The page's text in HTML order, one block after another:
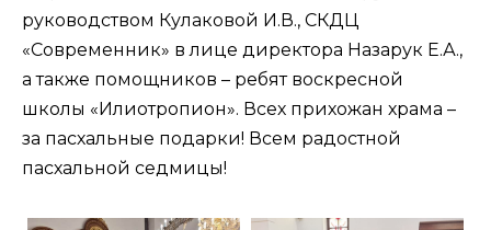
руководством Кулаковой И.В., СКДЦ
«Современник» в лице директора Назарук Е.А.,
а также помощников – ребят воскресной
школы «Илиотропион». Всех прихожан храма –
за пасхальные подарки! Всем радостной
пасхальной седмицы!